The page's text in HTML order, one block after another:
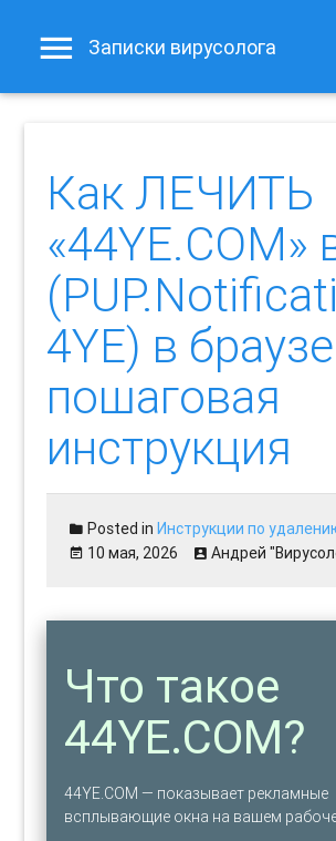
Записки вирусолога
Как ЛЕЧИТЬ
«44YE.COM»
4YE) в
пошаговая
инструкция
Posted inИнструкции по
10 мая, 2026
Андрей
Что такое
44YE.COM?
44YE.COM — показывает рекламные
всплывающие окна на вашем